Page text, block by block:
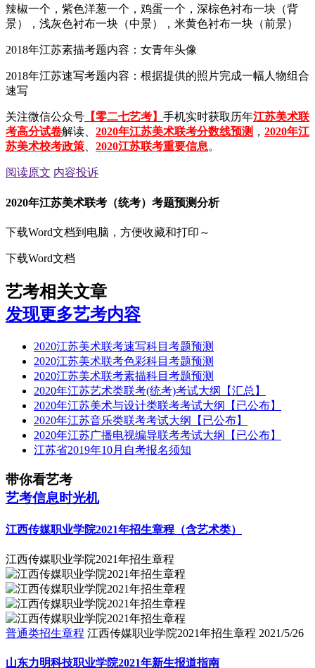
辣椒一个，紫色洋葱一个，鸡蛋一个，深棕色衬布一块（背
景），浅灰色衬布一块（中景），米黄色衬布一块（前景）
2018年江苏素描考题内容：女青年头像
2018年江苏速写考题内容：根据提供的照片完成一幅人物组合
速写
关注微信公众号 【零二七艺考】 手机实时获取历年江苏美术联
考高分试卷解读、 2020年江苏美术联考分数线预测
2020年江
苏美术校考政策
2020江苏联考重要信息
阅读原文 内容投诉
2020年江苏美术联考（统考）考题预测分析
下载Word文档到电脑，方便收藏和打印～
下载Word文档
艺考相关文章
发现更多艺考内容
2020江苏美术联考速写科目考题预测
2020江苏美术联考色彩科目考题预测
2020江苏美术联考素描科目考题预测
2020年江苏艺术类联考(统考)考试大纲【汇总】
2020年江苏美术与设计类联考考试大纲【已公布】
2020年江苏音乐类联考考试大纲【已公布】
2020年江苏广播电视编导联考考试大纲【已公布】
江苏省2019年10月自考报名须知
带你看艺考
艺考信息时光机
江西传媒职业学院2021年招生章程（含艺术类）
江西传媒职业学院2021年招生章程
普通类招生章程 江西传媒职业学院2021年招生章程 2021/5/26
山东力明科技职业学院2021年新生报道指南